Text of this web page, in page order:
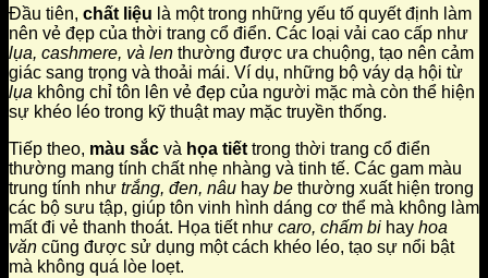
Đầu tiên, chất liệu là một trong những yếu tố quyết định làm
nên vẻ đẹp của thời trang cổ điển. Các loại vải cao cấp như
lụa, cashmere, và len thường được ưa chuộng, tạo nên cảm
giác sang trọng và thoải mái. Ví dụ, những bộ váy dạ hội từ
lụa không chỉ tôn lên vẻ đẹp của người mặc mà còn thể hiện
sự khéo léo trong kỹ thuật may mặc truyền thống.
Tiếp theo, màu sắc và họa tiết trong thời trang cổ điển
thường mang tính chất nhẹ nhàng và tinh tế. Các gam màu
trung tính như trắng, đen, nâu hay be thường xuất hiện trong
các bộ sưu tập, giúp tôn vinh hình dáng cơ thể mà không làm
mất đi vẻ thanh thoát. Họa tiết như caro, chấm bi hay hoa
văn cũng được sử dụng một cách khéo léo, tạo sự nổi bật
mà không quá lòe loẹt.